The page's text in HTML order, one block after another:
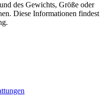
des Gewichts, Größe oder
Diese Informationen findest